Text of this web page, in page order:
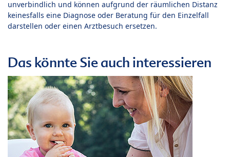
unverbindlich und können aufgrund der räumlichen Distanz
keinesfalls eine Diagnose oder Beratung für den Einzelfall
darstellen oder einen Arztbesuch ersetzen.
Das könnte Sie auch interessieren